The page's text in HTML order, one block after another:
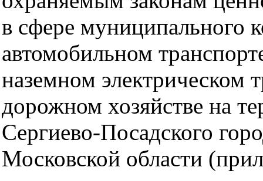
в сфере муниципального
автомобильном
наземном электрическом
дорожном хозяйстве на
Сергиево-Посадского
Московской области